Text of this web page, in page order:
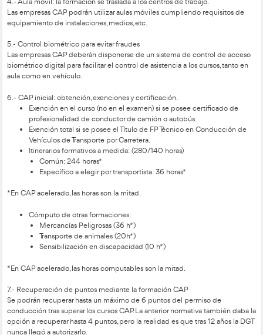
transformación digital del
1.-Teleformación para conductores profesionales.
Parte del contenido podrá impartirse en la
teleformación:
Formación Inicial Acelerada: 14 horas en
2.- Nuevas excenciones para permiso CAP
Transporte Privado complementario.
Traslado de autobuses por cuestiones de
Transporte humanitario.
transporte).
3.- CAP formación continua y especialización
Aspectos claves en contenidos:
Seguridad en carretera
Salud y seguridad en el trabajo
Incorpora formación práctica (permitidos
Itinerarios formativos a medida: (35 horas)
Común: 21 horas